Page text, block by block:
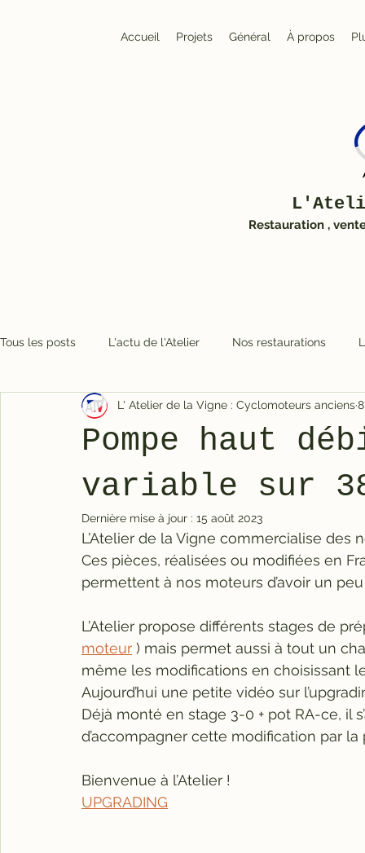
Accueil Projets Général À propos
Restauration ,
Tous les posts L'actu de l'Atelier Nos restaurations
Pompe haut
variable sur
L' Atelier de la Vigne : Cyclomoteurs anciens
Dernière mise à jour : 15 août 2023
L’Atelier de la Vigne commercialise des
Ces pièces, réalisées ou modifiées en
permettent à nos moteurs d’avoir un
L’Atelier propose différents stages de
moteur ) mais permet aussi à tout un
même les modifications en choisissant
Aujourd’hui une petite vidéo sur
Déjà monté en stage 3-0 + pot RA-ce, il
d’accompagner cette modification par la
Bienvenue à l’Atelier !
UPGRADING